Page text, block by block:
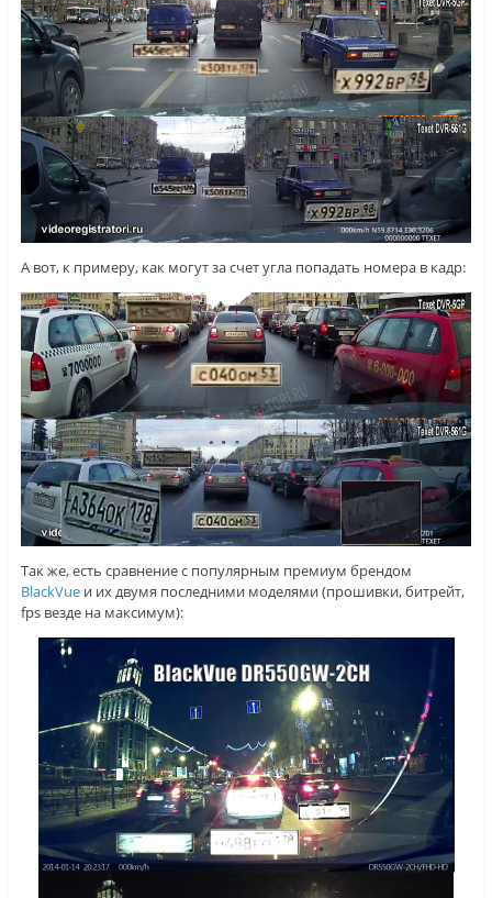
А вот, к примеру, как могут за счет угла попадать номера в кадр:
Так же, есть сравнение с популярным премиум брендом
BlackVueи их двумя последними моделями (прошивки, битрейт,
fps везде на максимум):